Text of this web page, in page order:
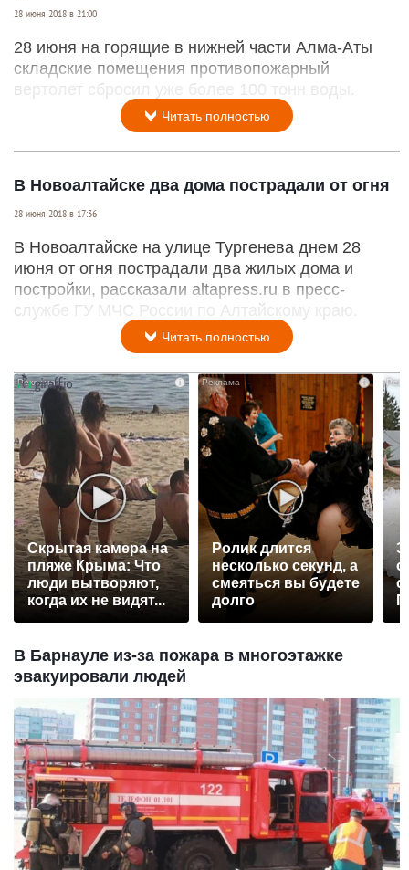
28 июня 2018 в 21:00
28 июня на горящие в нижней части Алма-Аты
складские помещения противопожарный
вертолет сбросил уже более 100 тонн воды.
Читать полностью
В Новоалтайске два дома пострадали от огня
28 июня 2018 в 17:36
В Новоалтайске на улице Тургенева днем 28
июня от огня пострадали два жилых дома и
постройки, рассказали altapress.ru в пресс-
службе ГУ МЧС России по Алтайскому краю.
Читать полностью
i
Скрытая камера на
пляже Крыма: Что
люди вытворяют,
когда их не видят...
i
Ролик длится
несколько секунд, а
смеяться вы будете
долго
В Барнауле из-за пожара в многоэтажке
эвакуировали людей